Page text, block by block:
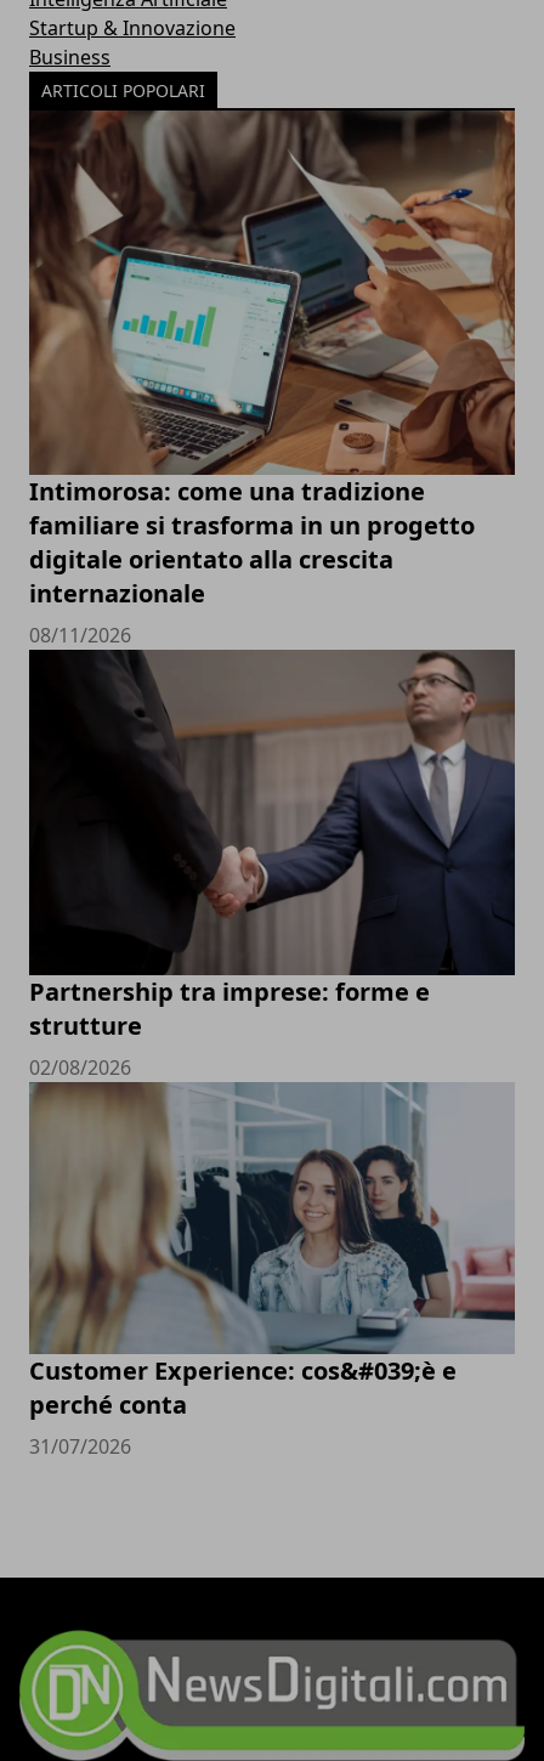
Startup & Innovazione
Business
ARTICOLI POPOLARI
Intimorosa: come una tradizione
familiare si trasforma in un progetto
digitale orientato alla crescita
internazionale
08/11/2026
Partnership tra imprese: forme e
strutture
02/08/2026
Customer Experience: cos&#039;è e
perché conta
31/07/2026